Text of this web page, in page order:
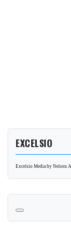
EXCELSIO
Excelsio Media by Nelson